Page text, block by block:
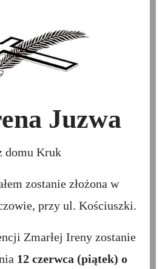
Juzwa
domu Kruk
zostanie złożona w
przy ul. Kościuszki.
Zmarłej Ireny zostanie
12 czerwca (piątek) o